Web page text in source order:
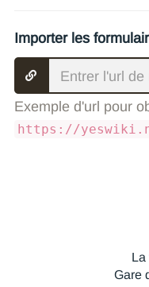
Importer les
Exemple d'url pour
https://
Gare